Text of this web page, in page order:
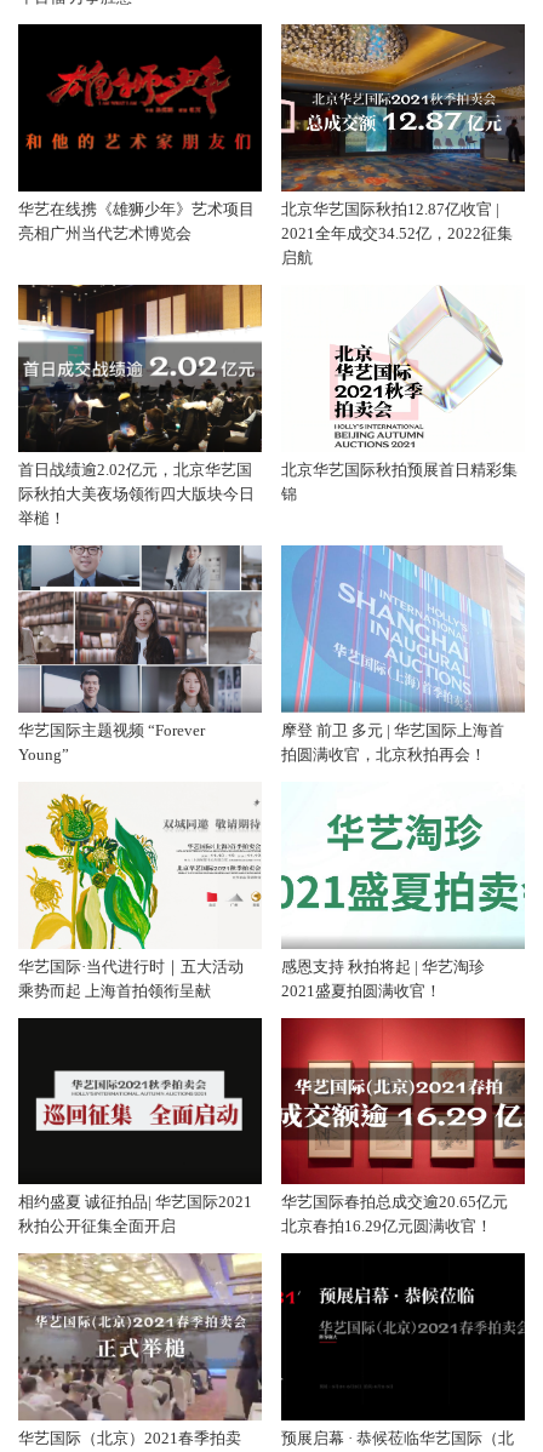
华艺在线携《雄狮少年》艺术项目
亮相广州当代艺术博览会
北京华艺国际秋拍12.87亿收官 |
2021全年成交34.52亿，2022征集
启航
首日战绩逾2.02亿元，北京华艺国
际秋拍大美夜场领衔四大版块今日
举槌！
北京华艺国际秋拍预展首日精彩集
锦
华艺国际主题视频 “Forever
Young”
摩登 前卫 多元 | 华艺国际上海首
拍圆满收官，北京秋拍再会！
华艺国际·当代进行时｜五大活动
乘势而起 上海首拍领衔呈献
感恩支持 秋拍将起 | 华艺淘珍
2021盛夏拍圆满收官！
相约盛夏 诚征拍品| 华艺国际2021
秋拍公开征集全面开启
华艺国际春拍总成交逾20.65亿元
北京春拍16.29亿元圆满收官！
华艺国际（北京）2021春季拍卖
预展启幕 · 恭候莅临华艺国际（北